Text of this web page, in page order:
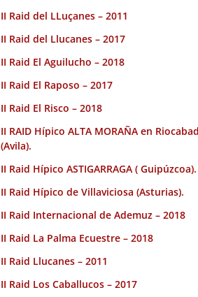
II Raid del LLuçanes – 2011
II Raid del Llucanes – 2017
II Raid El Aguilucho – 2018
II Raid El Raposo – 2017
II Raid El Risco – 2018
II RAID Hípico ALTA MORAÑA en
(Avila).
II Raid Hípico ASTIGARRAGA ( Guipúzcoa).
II Raid Hípico de Villaviciosa (Asturias).
II Raid Internacional de Ademuz – 2018
II Raid La Palma Ecuestre – 2018
II Raid Llucanes – 2011
II Raid Los Caballucos – 2017